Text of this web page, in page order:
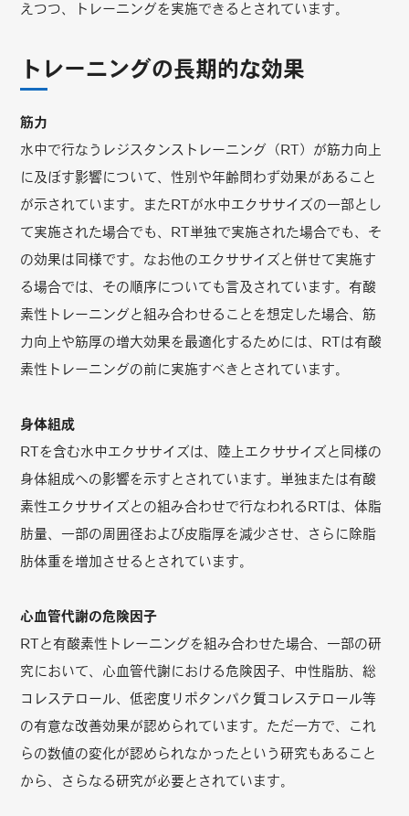
えつつ、トレーニングを実施できるとされています。
トレーニングの長期的な効果
筋力
水中で行なうレジスタンストレーニング（RT）が筋力向上
に及ぼす影響について、性別や年齢問わず効果があること
が示されています。またRTが水中エクササイズの一部とし
て実施された場合でも、RT単独で実施された場合でも、そ
の効果は同様です。なお他のエクササイズと併せて実施す
る場合では、その順序についても言及されています。有酸
素性トレーニングと組み合わせることを想定した場合、筋
力向上や筋厚の増大効果を最適化するためには、RTは有酸
素性トレーニングの前に実施すべきとされています。
身体組成
RTを含む水中エクササイズは、陸上エクササイズと同様の
身体組成への影響を示すとされています。単独または有酸
素性エクササイズとの組み合わせで行なわれるRTは、体脂
肪量、一部の周囲径および皮脂厚を減少させ、さらに除脂
肪体重を増加させるとされています。
心血管代謝の危険因子
RTと有酸素性トレーニングを組み合わせた場合、一部の研
究において、心血管代謝における危険因子、中性脂肪、総
コレステロール、低密度リポタンパク質コレステロール等
の有意な改善効果が認められています。ただ一方で、これ
らの数値の変化が認められなかったという研究もあること
から、さらなる研究が必要とされています。